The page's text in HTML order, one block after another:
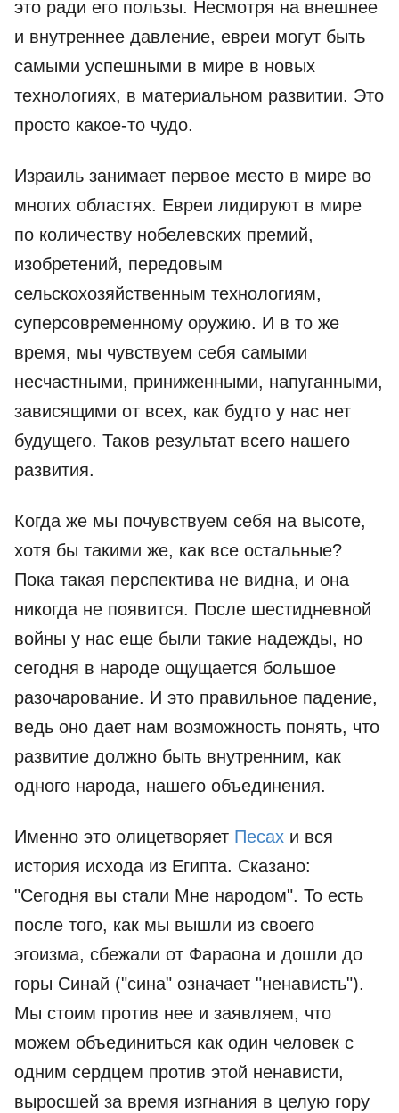
это ради его пользы. Несмотря на внешнее
и внутреннее давление, евреи могут быть
самыми успешными в мире в новых
технологиях, в материальном развитии. Это
просто какое-то чудо.
Израиль занимает первое место в мире во
многих областях. Евреи лидируют в мире
по количеству нобелевских премий,
изобретений, передовым
сельскохозяйственным технологиям,
суперсовременному оружию. И в то же
время, мы чувствуем себя самыми
несчастными, приниженными, напуганными,
зависящими от всех, как будто у нас нет
будущего. Таков результат всего нашего
развития.
Когда же мы почувствуем себя на высоте,
хотя бы такими же, как все остальные?
Пока такая перспектива не видна, и она
никогда не появится. После шестидневной
войны у нас еще были такие надежды, но
сегодня в народе ощущается большое
разочарование. И это правильное падение,
ведь оно дает нам возможность понять, что
развитие должно быть внутренним, как
одного народа, нашего объединения.
Именно это олицетворяет Песах и вся
история исхода из Египта. Сказано:
"Сегодня вы стали Мне народом". То есть
после того, как мы вышли из своего
эгоизма, сбежали от Фараона и дошли до
горы Синай ("сина" означает "ненависть").
Мы стоим против нее и заявляем, что
можем объединиться как один человек с
одним сердцем против этой ненависти,
выросшей за время изгнания в целую гору